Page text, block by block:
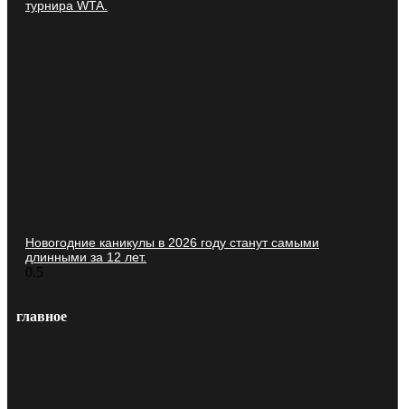
турнира WTA.
Новогодние каникулы в 2026 году станут самыми
длинными за 12 лет.
главное